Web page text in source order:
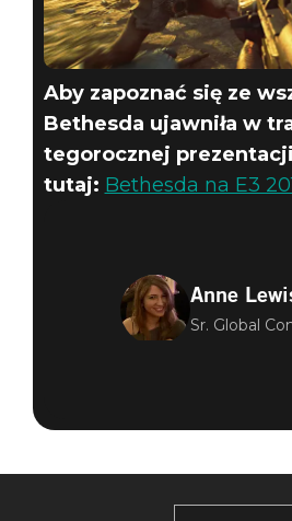
Aby zapoznać się ze
Bethesda ujawniła w
tegorocznej
tutaj: Bethesda na E3
Anne
Sr. Global